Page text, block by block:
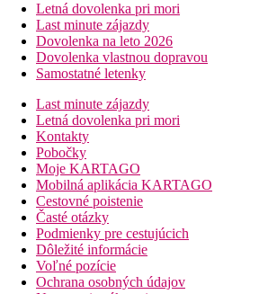
Letná dovolenka pri mori
Last minute zájazdy
Dovolenka na leto 2026
Dovolenka vlastnou dopravou
Samostatné letenky
Last minute zájazdy
Letná dovolenka pri mori
Kontakty
Pobočky
Moje KARTAGO
Mobilná aplikácia KARTAGO
Cestovné poistenie
Časté otázky
Podmienky pre cestujúcich
Dôležité informácie
Voľné pozície
Ochrana osobných údajov